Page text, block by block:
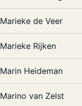
Marieke de Veer
Marieke Rijken
Marin Heideman
Marino van Zelst